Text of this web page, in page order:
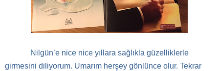
Nilgün’e nice nice yıllara sağlıkla güzelliklerle
girmesini diliyorum. Umarım herşey gönlünce olur. Tekrar